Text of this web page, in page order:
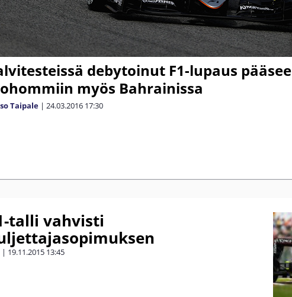
debytoinut F1-lupaus pääsee
myös Bahrainissa
Taipale | 24.03.2016 17:30
talli vahvisti
| 19.11.2015 13:45